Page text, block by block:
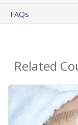
FAQs
Related